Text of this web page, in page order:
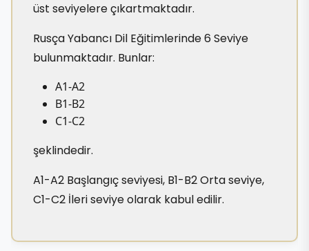
üst seviyelere çıkartmaktadır.
Rusça Yabancı Dil Eğitimlerinde 6 Seviye
bulunmaktadır. Bunlar:
A1-A2
B1-B2
C1-C2
şeklindedir.
A1-A2 Başlangıç seviyesi, B1-B2 Orta seviye,
C1-C2 İleri seviye olarak kabul edilir.